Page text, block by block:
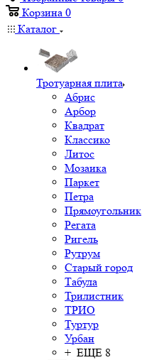
Корзина 0
Каталог
Тротуарная плита
Абрис
Арбор
Квадрат
Классико
Литос
Мозаика
Паркет
Петра
Прямоугольник
Регата
Ригель
Рутрум
Старый город
Табула
Трилистник
ТРИО
Туртур
Урбан
+ ЕЩЕ 8